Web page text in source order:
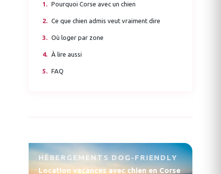
Pourquoi Corse avec un chien
Ce que chien admis veut vraiment dire
Où loger par zone
À lire aussi
FAQ
HÉBERGEMENTS DOG-FRIENDLY
Location vacances avec chien en Corse